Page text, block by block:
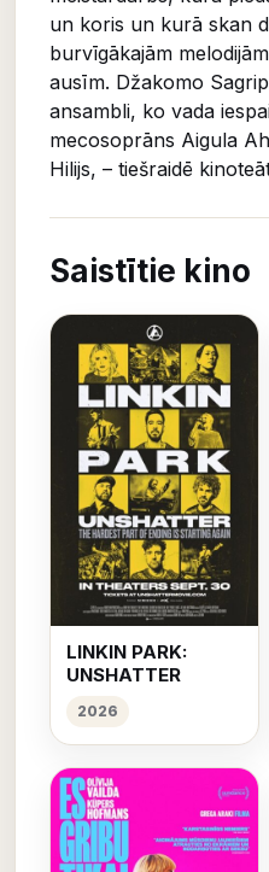
un koris un kurā skan
burvīgākajām
ausīm. Džakomo
ansambli, ko vada
mecosoprāns Aigula
Hilijs, – tiešraidē
Saistītie kino
LINKIN PARK:
UNSHATTER
2026